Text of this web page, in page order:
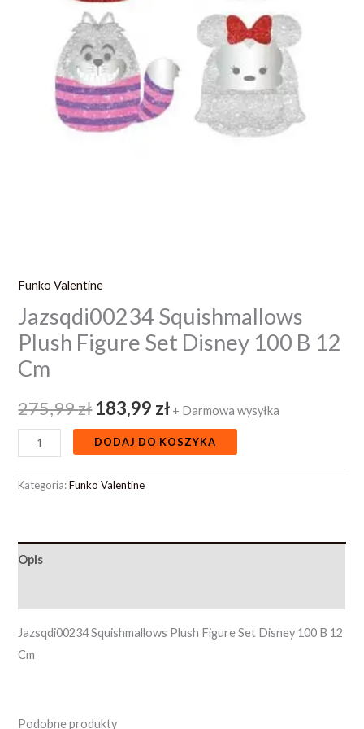
Funko Valentine
Jazsqdi00234 Squishmallows
Plush Figure Set Disney 100 B 12
Cm
275,99zł 183,99 zł + Darmowa wysyłka
DODAJ DO KOSZYKA
Kategoria:Funko Valentine
Opis
Jazsqdi00234 Squishmallows Plush Figure Set Disney 100 B 12
Cm
Podobne produkty